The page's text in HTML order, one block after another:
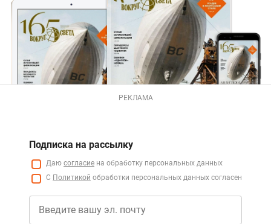
РЕКЛАМА
Подписка на рассылку
Даю согласие на обработку персональных данных
С Политикой обработки персональных данных согласен